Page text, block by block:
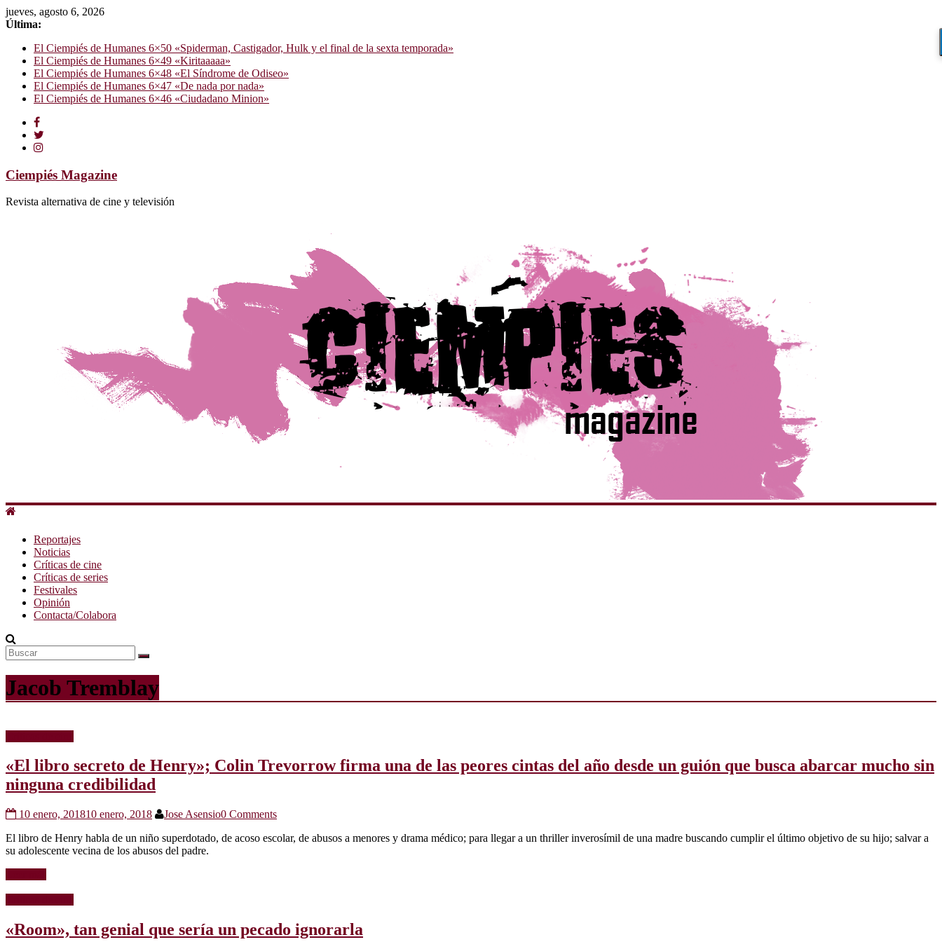
jueves, agosto 6, 2026
Última:
El Ciempiés de Humanes 6×50 «Spiderman, Castigador, Hulk y el final de la sexta temporada»
El Ciempiés de Humanes 6×49 «Kiritaaaaa»
El Ciempiés de Humanes 6×48 «El Síndrome de Odiseo»
El Ciempiés de Humanes 6×47 «De nada por nada»
El Ciempiés de Humanes 6×46 «Ciudadano Minion»
Ciempiés Magazine
Revista alternativa de cine y televisión
Reportajes
Noticias
Críticas de cine
Críticas de series
Festivales
Opinión
Contacta/Colabora
Jacob Tremblay
«El libro secreto de Henry»; Colin Trevorrow firma una de las peores cintas del año desde un guión que busca abarcar mucho sin
ninguna credibilidad
10 enero, 201810 enero, 2018 Jose Asensio0 Comments
El libro de Henry habla de un niño superdotado, de acoso escolar, de abusos a menores y drama médico; para llegar a un thriller inverosímil de una madre buscando cumplir el último objetivo de su hijo; salvar a
su adolescente vecina de los abusos del padre.
«Room», tan genial que sería un pecado ignorarla